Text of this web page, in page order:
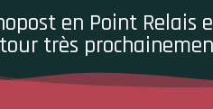
en Point
très